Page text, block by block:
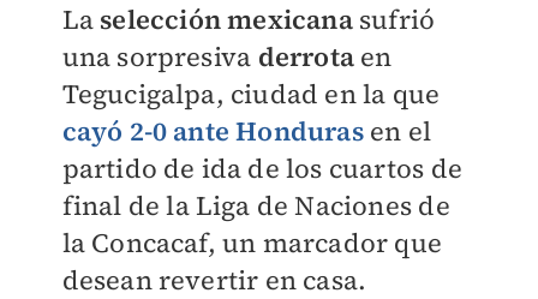
La selección mexicanasufrió
una sorpresiva derrota en
Tegucigalpa, ciudad en la que
cayó 2-0 ante Hondurasen el
partido de ida de los cuartos de
final de la Liga de Naciones de
la Concacaf, un marcador que
desean revertir en casa.